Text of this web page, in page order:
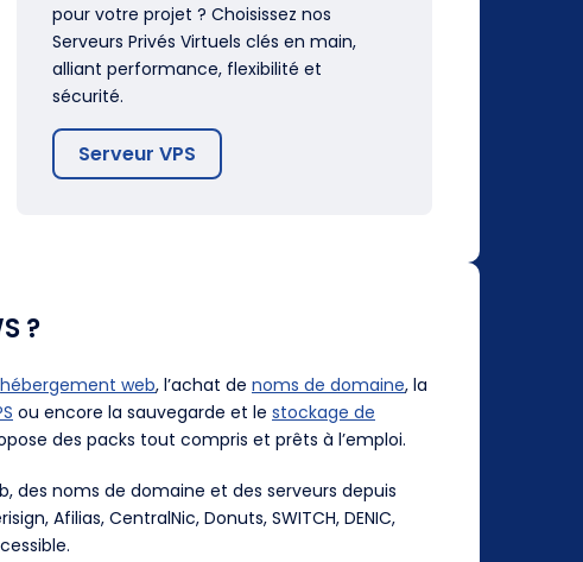
pour votre projet ? Choisissez nos
Serveurs Privés Virtuels clés en main,
alliant performance, flexibilité et
sécurité.
Serveur VPS
?
hébergement web, l’achat de noms de domaine, la
ou encore la sauvegarde et le stockage de
des packs tout compris et prêts à l’emploi.
des noms de domaine et des serveurs depuis
Afilias, CentralNic, Donuts, SWITCH, DENIC,